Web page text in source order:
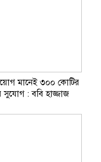
মানেই ৩০০ কোটির
সুযোগ : ববি হাজ্জাজ